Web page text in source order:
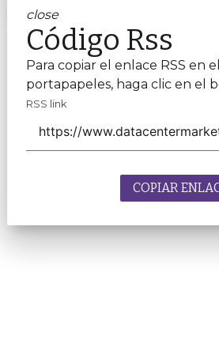
close
Código Rss
Para copiar el enlace RSS en el
portapapeles, haga clic en el
RSS link
COPIAR